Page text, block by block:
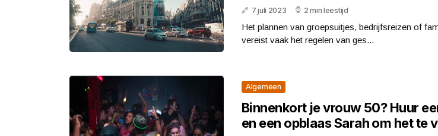
7 juli 2023 2 min leestijd
Het plannen van groepsuitjes, bedrijfsreizen of
vereist vaak het regelen van ges...
Algemeen
Binnenkort je vrouw 50? Huur
en een opblaas Sarah om het te